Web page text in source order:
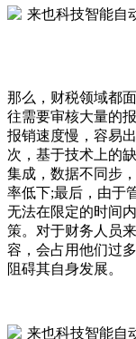
那么，财税领域都
往需要审核大量的
报销速度慢，容易
次，基于技术上的
集成，数据不同步
率低下;最后，由于
无法在限定的时间
策。对于财务人员
容，会占用他们过
阻碍其自身发展。